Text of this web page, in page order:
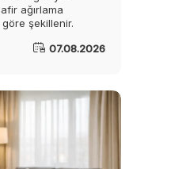
ağırlama
göre şekillenir.
07.08.2026